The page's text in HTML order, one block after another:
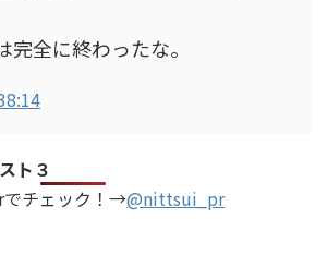
完全に終わったな。
ト３
チェック！→@nittsui_pr